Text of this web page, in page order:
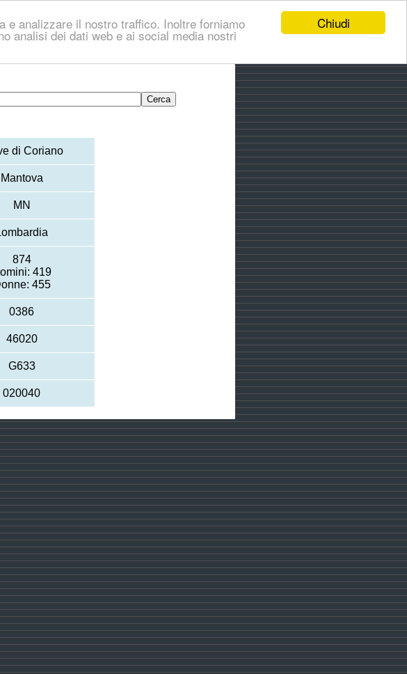
Chiudi
e analizzare il nostro traffico. Inoltre forniamo
analisi dei dati web e ai social media nostri
di Coriano
Mantova
MN
874
419
455
0386
46020
G633
020040